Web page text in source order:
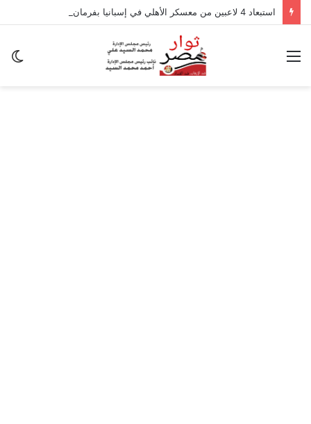
استبعاد 4 لاعبين من معسكر الأهلي في إسبانيا بفرمان من عموتة
القائمة